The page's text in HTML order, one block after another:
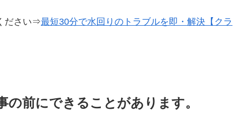
ださい⇒最短30分で水回りのトラブルを即・解決【クラ
の前にできることがあります。